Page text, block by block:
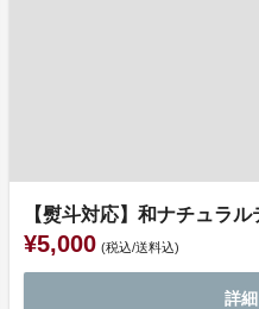
【熨斗対応】和ナチュラ
¥5,000 (税込/送料込)
詳